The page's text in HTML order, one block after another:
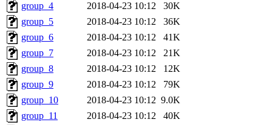
group_4
2018-04-23 10:12
30K
group_5
2018-04-23 10:12
36K
group_6
2018-04-23 10:12
41K
group_7
2018-04-23 10:12
21K
group_8
2018-04-23 10:12
12K
group_9
2018-04-23 10:12
79K
group_10
2018-04-23 10:12 9.0K
group_11
2018-04-23 10:12
40K